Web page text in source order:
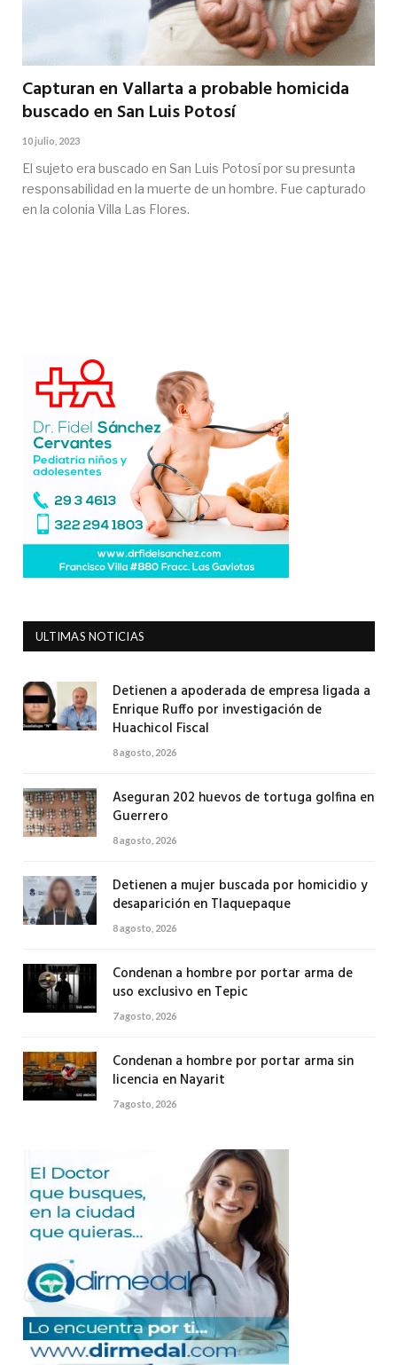
Capturan en Vallarta a probable homicida
buscado en San Luis Potosí
10 julio, 2023
El sujeto era buscado en San Luis Potosí por su presunta
responsabilidad en la muerte de un hombre. Fue capturado
en la colonia Villa Las Flores.
ULTIMAS NOTICIAS
Detienen a apoderada de empresa ligada a
Enrique Ruffo por investigación de
Huachicol Fiscal
8 agosto, 2026
Aseguran 202 huevos de tortuga golfina en
Guerrero
8 agosto, 2026
Detienen a mujer buscada por homicidio y
desaparición en Tlaquepaque
8 agosto, 2026
Condenan a hombre por portar arma de
uso exclusivo en Tepic
7 agosto, 2026
Condenan a hombre por portar arma sin
licencia en Nayarit
7 agosto, 2026